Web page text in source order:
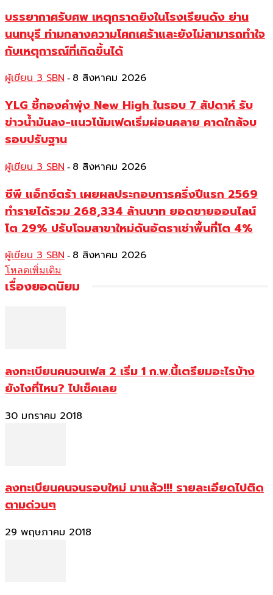
บรรยากาศรับศพ เหตุกราดยิงในโรงเรียนดัง ย่าน
นนทบุรี ท่ามกลางความโศกเศร้าและยังไม่สามารถทำใจ
กับเหตุการณ์ที่เกิดขึ้นได้
ผู้เขียน 3 SBN - 8 สิงหาคม 2026
YLG ชี้ทองคำพุ่ง New High ในรอบ 7 สัปดาห์ รับ
ข่าวน้ำมันลง-แนวโน้มเฟดเริ่มผ่อนคลาย คาดใกล้จบ
รอบปรับฐาน
ผู้เขียน 3 SBN - 8 สิงหาคม 2026
ซีพี แอ็กซ์ตร้า เผยผลประกอบการครึ่งปีแรก 2569
ทำรายได้รวม 268,334 ล้านบาท ยอดขายออนไลน์
โต 29% ปรับโฉมสาขาใหม่ดันอัตราเช่าพื้นที่โต 4%
ผู้เขียน 3 SBN - 8 สิงหาคม 2026
โหลดเพิ่มเติม
เรื่องยอดนิยม
ลงทะเบียนคนจนเฟส 2 เริ่ม 1 ก.พ.นี้เตรียมอะไรบ้าง
ยังไงที่ไหน? ไปเช็คเลย
30 มกราคม 2018
ลงทะเบียนคนจนรอบใหม่ มาแล้ว!!! รายละเอียดไปติด
ตามด่วนๆ
29 พฤษภาคม 2018